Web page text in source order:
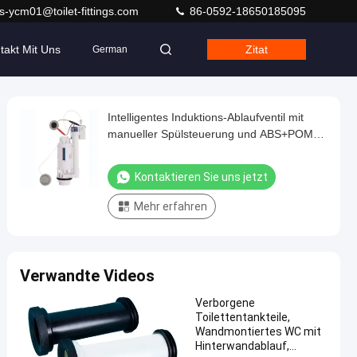
ycm01@toilet-fittings.com 86-0592-18650185095
Mit Uns German Zitat
Intelligentes Induktions-Ablaufventil mit
manueller Spülsteuerung und ABS+POM-
Kontaktieren Sie uns jetzt
Mehr erfahren
Verwandte Videos
Verborgene
Toilettentankteile,
Wandmontiertes WC mit
Hinterwandablauf,